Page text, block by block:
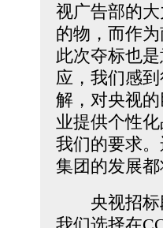
视广告部的
的物，而作
此次夺标也
应，我们感
解，对央视
业提供个性
我们的要求
集团的发展都
央视招标段